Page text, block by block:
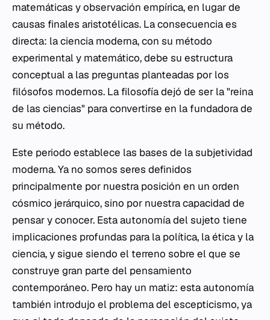
matemáticas y observación empírica, en lugar de
causas finales aristotélicas. La consecuencia es
directa: la ciencia moderna, con su método
experimental y matemático, debe su estructura
conceptual a las preguntas planteadas por los
filósofos modernos. La filosofía dejó de ser la "reina
de las ciencias" para convertirse en la fundadora de
su método.
Este periodo establece las bases de la subjetividad
moderna. Ya no somos seres definidos
principalmente por nuestra posición en un orden
cósmico jerárquico, sino por nuestra capacidad de
pensar y conocer. Esta autonomía del sujeto tiene
implicaciones profundas para la política, la ética y la
ciencia, y sigue siendo el terreno sobre el que se
construye gran parte del pensamiento
contemporáneo. Pero hay un matiz: esta autonomía
también introdujo el problema del escepticismo, ya